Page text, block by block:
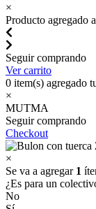
×
Producto agregado
Seguir comprando
Ver carrito
0 item(s) agregado
×
MUTMA
Seguir comprando
Checkout
×
Se va a agregar 1
¿Es para un
No